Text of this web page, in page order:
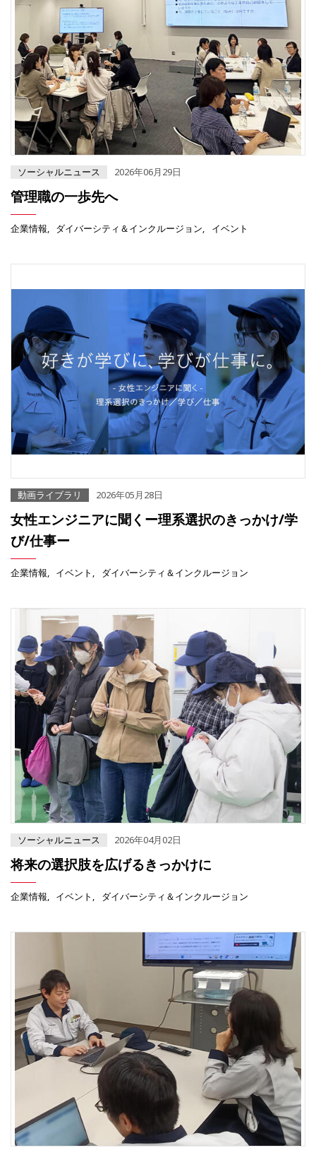
ソーシャルニュース 2026年06月29日
管理職の一歩先へ
企業情報 ダイバーシティ＆インクルージョン イベント
動画ライブラリ 2026年05月28日
女性エンジニアに聞くー理系選択のきっかけ/学
び/仕事ー
企業情報 イベント ダイバーシティ＆インクルージョン
ソーシャルニュース 2026年04月02日
将来の選択肢を広げるきっかけに
企業情報 イベント ダイバーシティ＆インクルージョン